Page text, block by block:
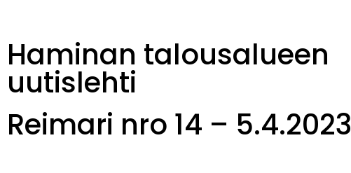
Haminan talousalueen
uutislehti
Reimari nro 14 – 5.4.2023